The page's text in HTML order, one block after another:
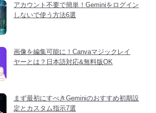
アカウント不要で簡単！Geminiをログイン
しないで使う方法6選
画像を編集可能に！Canvaマジックレイ
ヤーとは？日本語対応&無料版OK
まず最初にすべきGeminiのおすすめ初期設
定とカスタム指示7選